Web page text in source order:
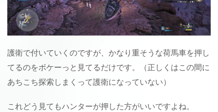
護衛で付いていくのですが、かなり重そうな荷馬車を押し
てるのをボケーっと見てるだけです。（正しくはこの間に
あちこち探索しまくって護衛になっていない）
これどう見てもハンターが押した方がいいですよね。